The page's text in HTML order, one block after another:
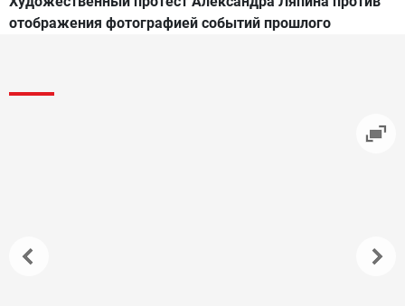
отображения фотографией событий прошлого